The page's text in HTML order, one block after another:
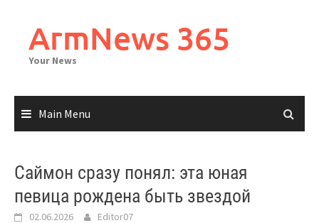
contentArmNews 365
Your News
Main Menu
Саймон сразу понял: эта юная
певица рождена быть звездой
02.06.2026 Editor07